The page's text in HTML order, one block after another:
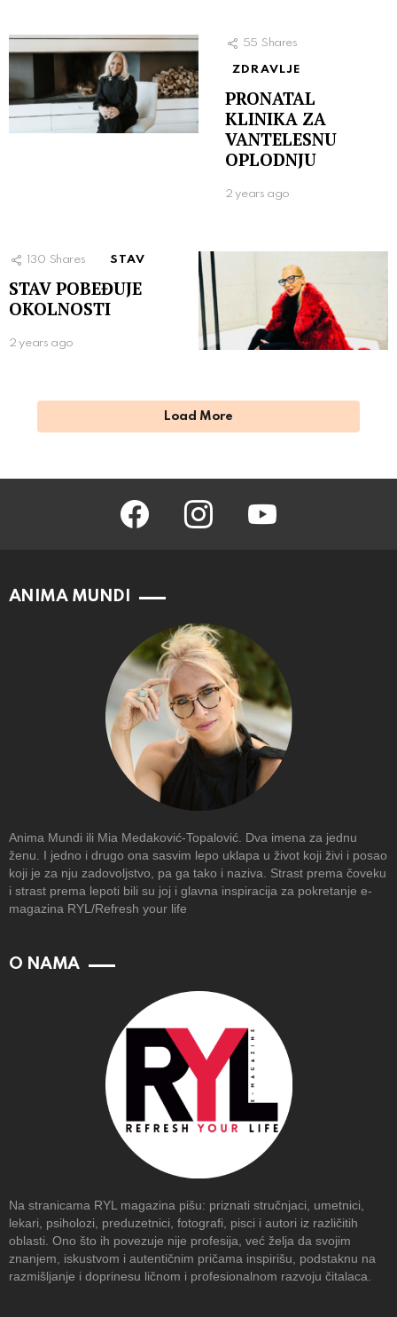
55 Shares
ZDRAVLJE
PRONATAL
KLINIKA ZA
VANTELESNU
OPLODNJU
2 years ago
130 Shares STAV
STAV POBEĐUJE
OKOLNOSTI
2 years ago
Load More
facebook instagram youtube
ANIMA MUNDI
Anima Mundi ili Mia Medaković-Topalović. Dva imena za jednu
ženu. I jedno i drugo ona sasvim lepo uklapa u život koji živi i posao
koji je za nju zadovoljstvo, pa ga tako i naziva. Strast prema čoveku
i strast prema lepoti bili su joj i glavna inspiracija za pokretanje e-
magazina RYL/Refresh your life
O NAMA
Na stranicama RYL magazina pišu: priznati stručnjaci, umetnici,
lekari, psiholozi, preduzetnici, fotografi, pisci i autori iz različitih
oblasti. Ono što ih povezuje nije profesija, već želja da svojim
znanjem, iskustvom i autentičnim pričama inspirišu, podstaknu na
razmišljanje i doprinesu ličnom i profesionalnom razvoju čitalaca.